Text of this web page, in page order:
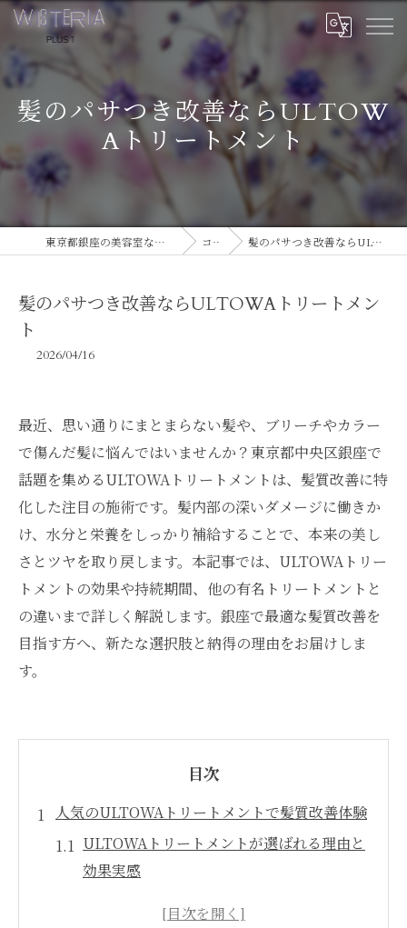
髪のパサつき改善ならULTOW
Aトリートメント
東京都銀座の美容室ならWISTERIA PLUS 1 コラム 髪のパサつき改善ならULTOWAトリートメント
髪のパサつき改善ならULTOWAトリートメン
ト
2026/04/16
最近、思い通りにまとまらない髪や、ブリーチやカラー
で傷んだ髪に悩んではいませんか？東京都中央区銀座で
話題を集めるULTOWAトリートメントは、髪質改善に特
化した注目の施術です。髪内部の深いダメージに働きか
け、水分と栄養をしっかり補給することで、本来の美し
さとツヤを取り戻します。本記事では、ULTOWAトリー
トメントの効果や持続期間、他の有名トリートメントと
の違いまで詳しく解説します。銀座で最適な髪質改善を
目指す方へ、新たな選択肢と納得の理由をお届けしま
す。
目次
人気のULTOWAトリートメントで髪質改善体験
ULTOWAトリートメントが選ばれる理由と
効果実感